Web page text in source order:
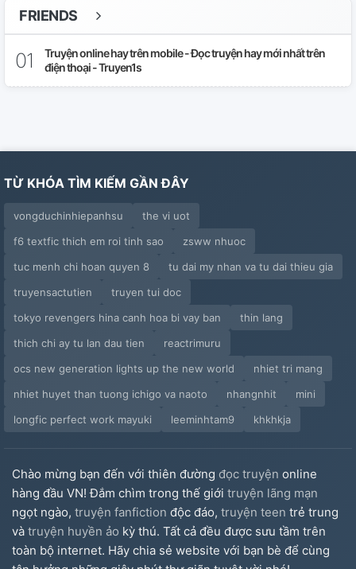
FRIENDS
Truyện online hay trên mobile - Đọc truyện hay mới nhất trên
điện thoại - Truyen1s
TỪ KHÓA TÌM KIẾM GẦN ĐÂY
vongduchinhiepanhsu
the vi uot
f6 textfic thich em roi tinh sao
zsww nhuoc
tuc menh chi hoan quyen 8
tu dai my nhan va tu dai thieu gia
truyensactutien
truyen tui doc
tokyo revengers hina canh hoa bi vay ban
thin lang
thich chi ay tu lan dau tien
reactrimuru
ocs new generation lights up the new world
nhiet tri mang
nhiet huyet than tuong ichigo va naoto
nhangnhit
mini
longfic perfect work mayuki
leeminhtam9 khkhkja
Chào mừng bạn đến với thiên đường đọc truyện online
hàng đầu VN! Đắm chìm trong thế giới truyện lãng mạn
ngọt ngào, truyện fanfiction độc đáo, truyện teen trẻ trung
và truyện huyền ảo kỳ thú. Tất cả đều được sưu tầm trên
toàn bộ internet. Hãy chia sẻ website với bạn bè để cùng